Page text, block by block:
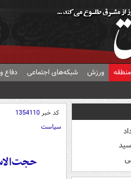
ورزش شبکه‌های اجتماعی دفاع
کد خبر1354110
سیاست